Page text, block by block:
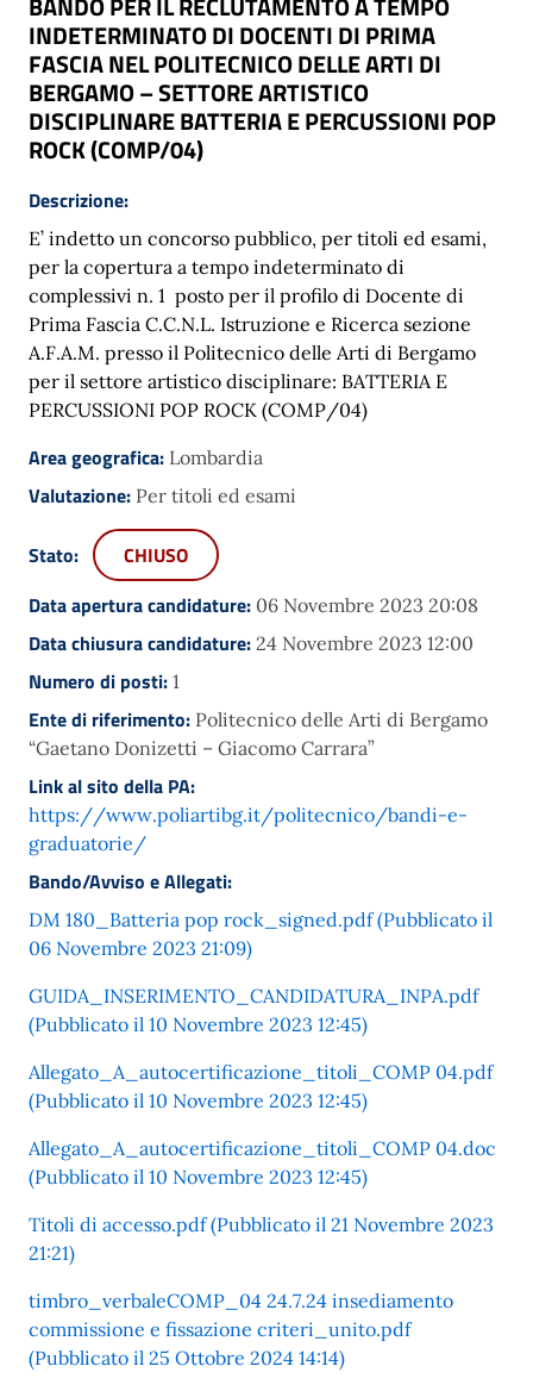
INDETERMINATO DI DOCENTI DI PRIMA
FASCIA NEL POLITECNICO DELLE ARTI DI
BERGAMO – SETTORE ARTISTICO
DISCIPLINARE BATTERIA E PERCUSSIONI POP
ROCK (COMP/04)
Descrizione:
E’ indetto un concorso pubblico, per titoli ed esami,
per la copertura a tempo indeterminato di
complessivi n. 1 posto per il profilo di Docente di
Prima Fascia C.C.N.L. Istruzione e Ricerca sezione
A.F.A.M. presso il Politecnico delle Arti di Bergamo
per il settore artistico disciplinare: BATTERIA E
PERCUSSIONI POP ROCK (COMP/04)
Area geografica: Lombardia
Valutazione: Per titoli ed esami
Stato:
CHIUSO
Data apertura candidature: 06 Novembre 2023 20:08
Data chiusura candidature: 24 Novembre 2023 12:00
Numero di posti: 1
Ente di riferimento: Politecnico delle Arti di Bergamo
“Gaetano Donizetti – Giacomo Carrara”
Link al sito della PA:
https://www.poliartibg.it/politecnico/bandi-e-
graduatorie/
Bando/Avviso e Allegati:
DM 180_Batteria pop rock_signed.pdf (Pubblicato il
06 Novembre 2023 21:09)
GUIDA_INSERIMENTO_CANDIDATURA_INPA.pdf
(Pubblicato il 10 Novembre 2023 12:45)
Allegato_A_autocertificazione_titoli_COMP 04.pdf
(Pubblicato il 10 Novembre 2023 12:45)
Allegato_A_autocertificazione_titoli_COMP 04.doc
(Pubblicato il 10 Novembre 2023 12:45)
Titoli di accesso.pdf (Pubblicato il 21 Novembre 2023
21:21)
timbro_verbaleCOMP_04 24.7.24 insediamento
commissione e fissazione criteri_unito.pdf
(Pubblicato il 25 Ottobre 2024 14:14)